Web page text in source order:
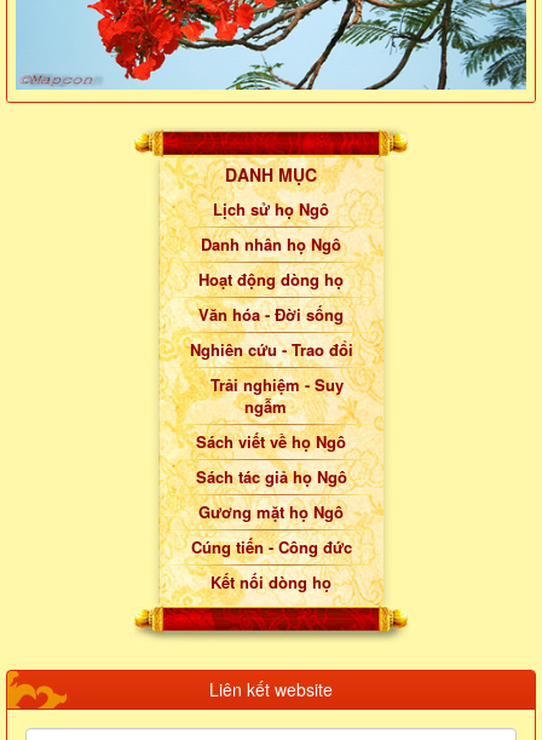
DANH MỤC
Lịch sử họ Ngô
Danh nhân họ Ngô
Hoạt động dòng họ
Văn hóa - Đời sống
Nghiên cứu - Trao đổi
Trải nghiệm - Suy
ngẫm
Sách viết về họ Ngô
Sách tác giả họ Ngô
Gương mặt họ Ngô
Cúng tiến - Công đức
Kết nối dòng họ
Liên kết website